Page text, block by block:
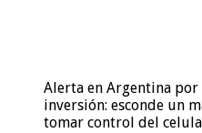
Alerta en Argentina por
inversión: esconde un
tomar control del